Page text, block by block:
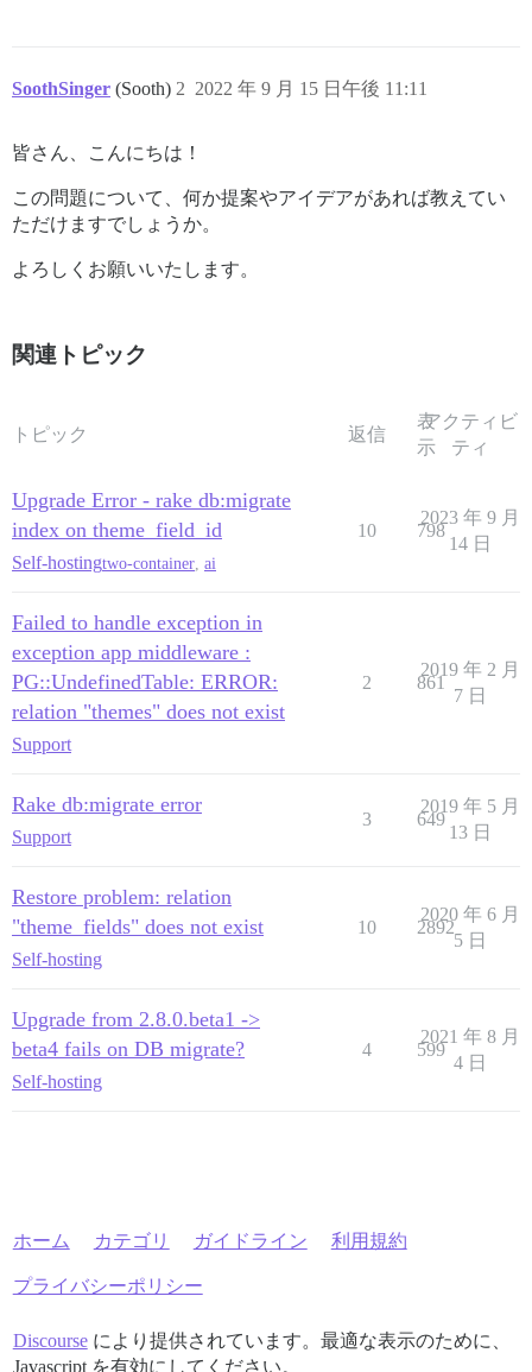
SoothSinger (Sooth) 2022 年 9 月 15 日午後 11:11
2
皆さん、こんにちは！
この問題について、何か提案やアイデアがあれば教えてい
ただけますでしょうか。
よろしくお願いいたします。
関連トピック
トピック 返信
表
示
アクティビ
ティ
Upgrade Error - rake db:migrate
index on theme_field_id
Self-hostingtwo-container ai
10 798
2023 年 9 月
14 日
Failed to handle exception in
exception app middleware :
PG::UndefinedTable: ERROR:
relation "themes" does not exist
Support
2 861
2019 年 2 月
7 日
Rake db:migrate error
Support
3 649
2019 年 5 月
13 日
Restore problem: relation
"theme_fields" does not exist
Self-hosting
10 2892
2020 年 6 月
5 日
Upgrade from 2.8.0.beta1 ->
beta4 fails on DB migrate?
Self-hosting
4 599
2021 年 8 月
4 日
ホーム カテゴリ ガイドライン 利用規約
プライバシーポリシー
Discourseにより提供されています。最適な表示のために、
Javascript を有効にしてください。